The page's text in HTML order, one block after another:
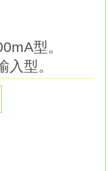
型。
型。
S-TIM、
欧姆龙